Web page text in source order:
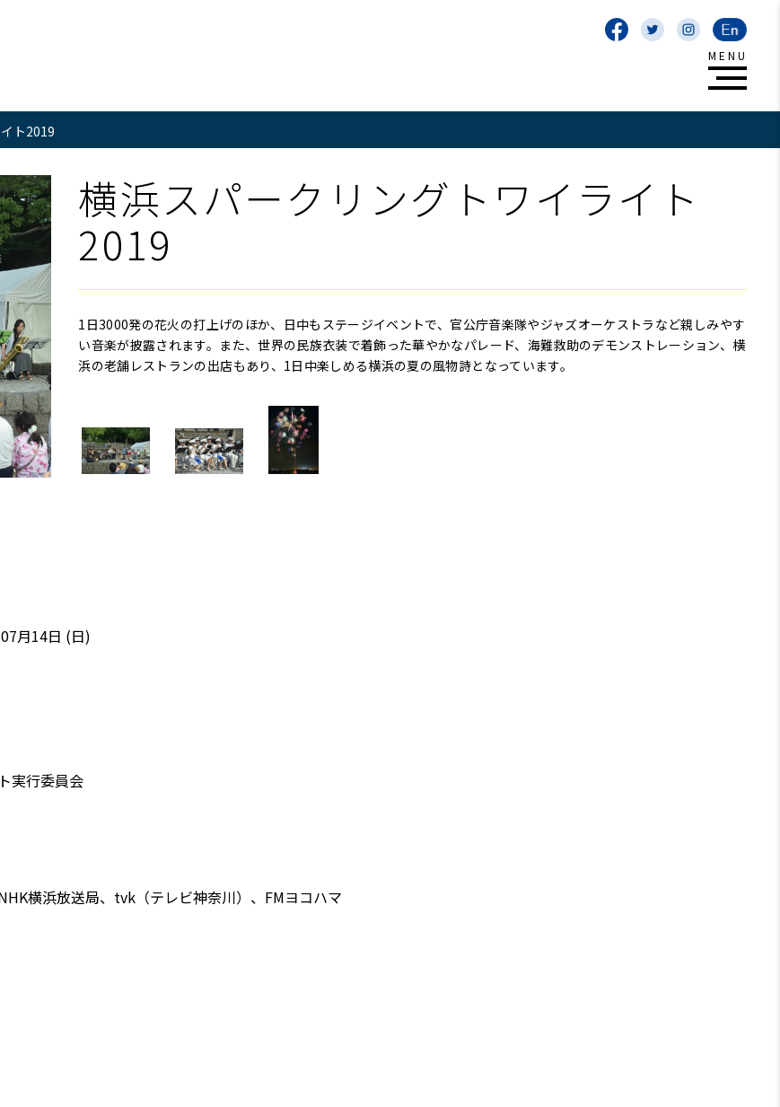
ト2019
横浜スパークリングトワイライト
2019
1日3000発の花火の打上げのほか、日中もステージイベントで、官公庁音楽隊やジャズオーケストラなど親しみやす
い音楽が披露されます。また、世界の民族衣装で着飾った華やかなパレード、海難救助のデモンストレーション、横
浜の老舗レストランの出店もあり、1日中楽しめる横浜の夏の風物詩となっています。
月14日 (日)
実行委員会
横浜放送局、tvk（テレビ神奈川）、FMヨコハマ